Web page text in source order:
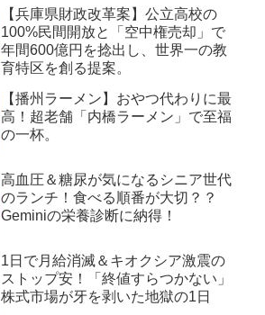
【兵庫県財政改革案】公立高校の
100%民間開放と「空中権売却」で
年間600億円を捻出し、世界一の教
育特区を創る提案。
【播州ラーメン】おやつ代わりに最
高！超老舗「内橋ラーメン」で至福
の一杯。
高血圧＆糖尿が気になるシニア世代
のランチ！食べる順番が大切？？
Geminiの栄養診断に納得！
1日で月給消滅＆キオクシア激震の
ストップ安！「終値すらつかない」
株式市場が牙を剥いた地獄の1日